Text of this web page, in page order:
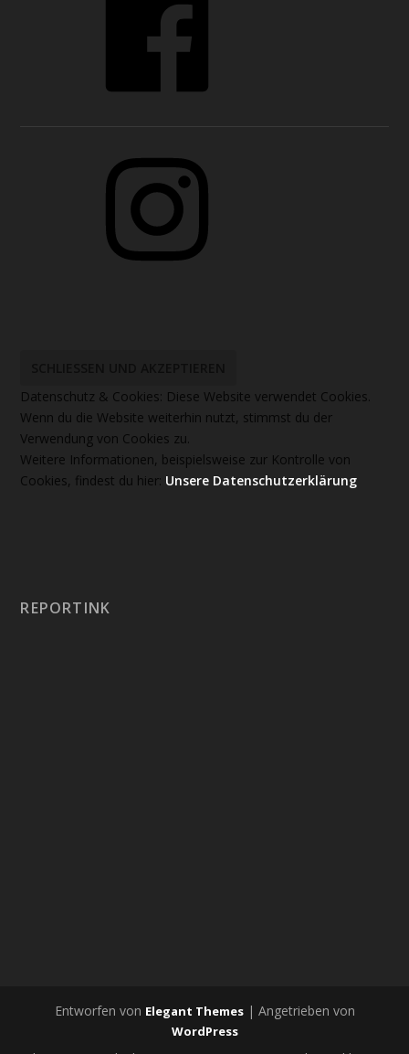
Datenschutz & Cookies: Diese Website verwendet Cookies.
Wenn du die Website weiterhin nutzt, stimmst du der
Verwendung von Cookies zu.
Weitere Informationen, beispielsweise zur Kontrolle von
Cookies, findest du hier: Unsere Datenschutzerklärung
REPORTINK
Entworfen von Elegant Themes| Angetrieben von
WordPress